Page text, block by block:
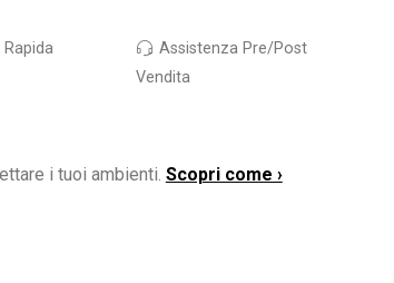
Assistenza Pre/Post
Vendita
i tuoi ambienti. Scopri come ›